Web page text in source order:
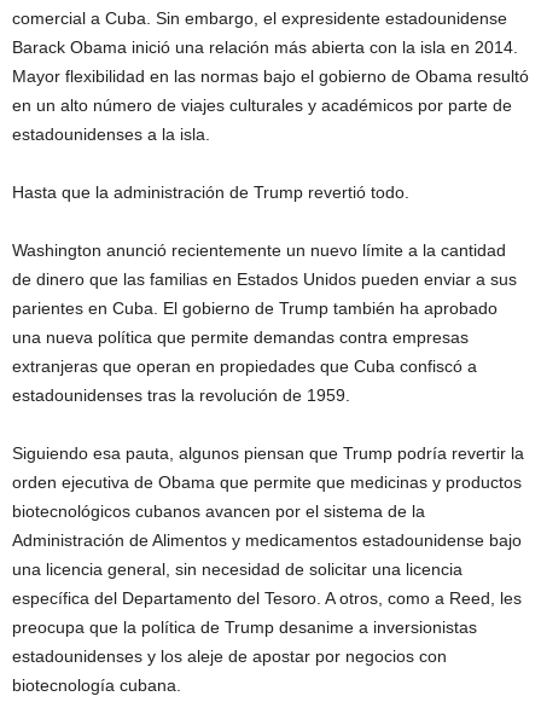
comercial a Cuba. Sin embargo, el expresidente estadounidense
Barack Obama inició una relación más abierta con la isla en 2014.
Mayor flexibilidad en las normas bajo el gobierno de Obama resultó
en un alto número de viajes culturales y académicos por parte de
estadounidenses a la isla.
Hasta que la administración de Trump revertió todo.
Washington anunció recientemente un nuevo límite a la cantidad
de dinero que las familias en Estados Unidos pueden enviar a sus
parientes en Cuba. El gobierno de Trump también ha aprobado
una nueva política que permite demandas contra empresas
extranjeras que operan en propiedades que Cuba confiscó a
estadounidenses tras la revolución de 1959.
Siguiendo esa pauta, algunos piensan que Trump podría revertir la
orden ejecutiva de Obama que permite que medicinas y productos
biotecnológicos cubanos avancen por el sistema de la
Administración de Alimentos y medicamentos estadounidense bajo
una licencia general, sin necesidad de solicitar una licencia
específica del Departamento del Tesoro. A otros, como a Reed, les
preocupa que la política de Trump desanime a inversionistas
estadounidenses y los aleje de apostar por negocios con
biotecnología cubana.